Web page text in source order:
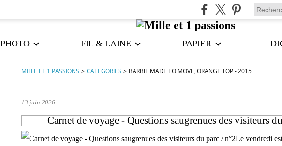
PHOTO FIL & LAINE PAPIER
MILLE ET 1 PASSIONS > CATEGORIES > BARBIE MADE TO MOVE, ORANGE TOP - 2015
13 juin 2026
Carnet de voyage - Questions saugrenues des visiteurs
Le vendredi